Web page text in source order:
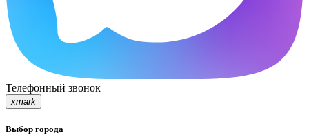
Телефонный звонок
xmark
Выбор города